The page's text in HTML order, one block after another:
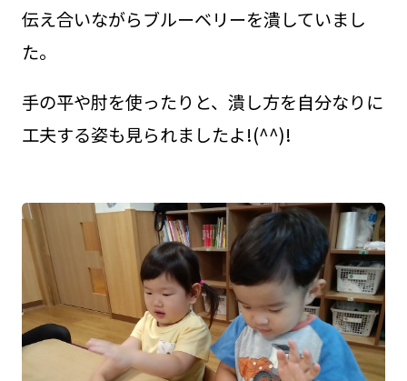
伝え合いながらブルーベリーを潰していまし
た。
手の平や肘を使ったりと、潰し方を自分なりに
工夫する姿も見られましたよ!(^^)!